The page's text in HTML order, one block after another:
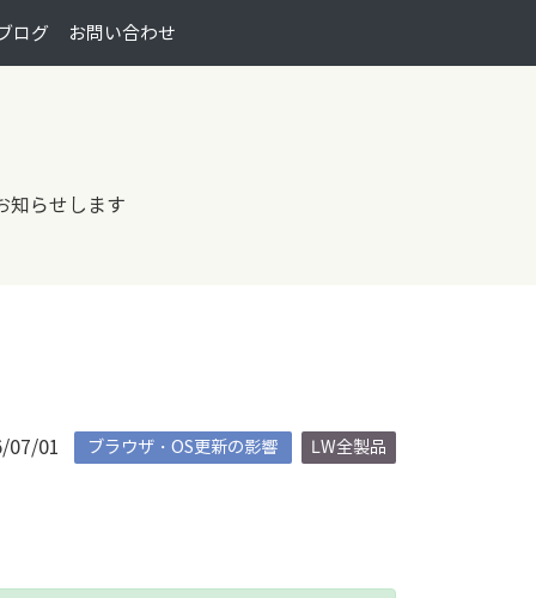
ログ お問い合わせ
知らせします
07/01 ブラウザ・OS更新の影響 LW全製品